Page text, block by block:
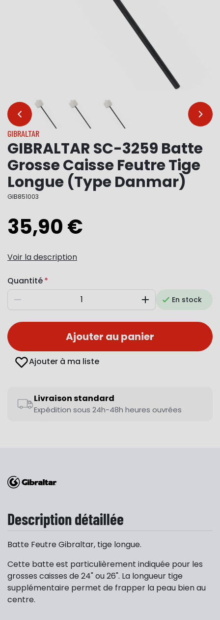
… …
GIBRALTAR
GIBRALTAR SC-3259 Batte
Grosse Caisse Feutre Tige
Longue (Type Danmar)
GIB851003
35,90 €
Voir la description
Quantité
Diminuer AugmenterEn stock
Ajouter au panier
Ajouter à ma liste
Livraison standard
Expédition sous 24h-48h heures ouvrées
Description détaillée
Batte Feutre Gibraltar, tige longue.
Cette batte est particulièrement indiquée pour les
grosses caisses de 24" ou 26". La longueur tige
supplémentaire permet de frapper la peau bien au
centre.